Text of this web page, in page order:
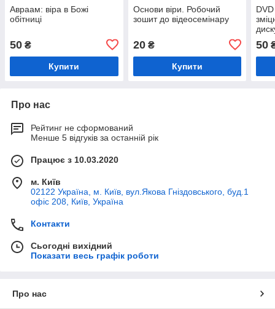
Авраам: віра в Божі
обітниці
50 ₴
Купити
Основи віри. Робочий
зошит до відеосемінару
20₴
Купити
50
Про нас
Рейтинг не сформований
Менше 5 відгуків за останній рік
Працює з 10.03.2020
м. Київ
02122 Україна, м. Київ, вул.Якова Гніздовського, буд.1
офіс 208, Київ, Україна
Контакти
Сьогодні вихідний
Показати весь графік роботи
Про нас